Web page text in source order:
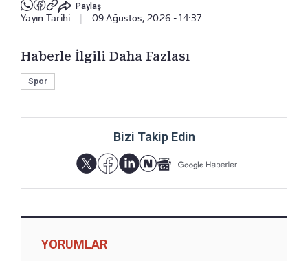
Paylaş
Yayın Tarihi 09 Ağustos, 2026 - 14:37
Haberle İlgili Daha Fazlası
Spor
Bizi Takip Edin
YORUMLAR